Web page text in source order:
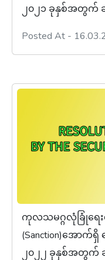
၂၀၂၁ ခုနှစ်အတွက်
Posted At -
ကုလသမဂ္ဂလုံခြုံရေ
(Sanction)အောက်
၂၀၂၂ ခုနှစ်အတွက်